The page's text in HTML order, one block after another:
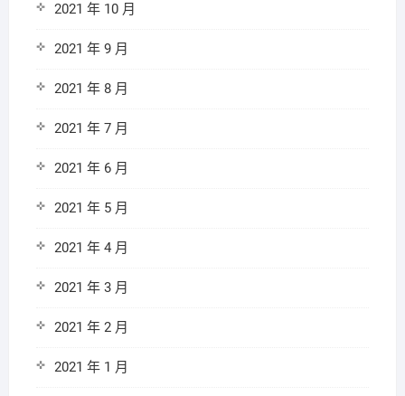
2021 年 10 月
2021 年 9 月
2021 年 8 月
2021 年 7 月
2021 年 6 月
2021 年 5 月
2021 年 4 月
2021 年 3 月
2021 年 2 月
2021 年 1 月